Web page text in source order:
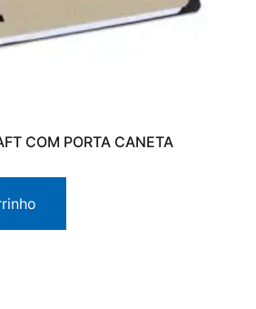
COM PORTA CANETA